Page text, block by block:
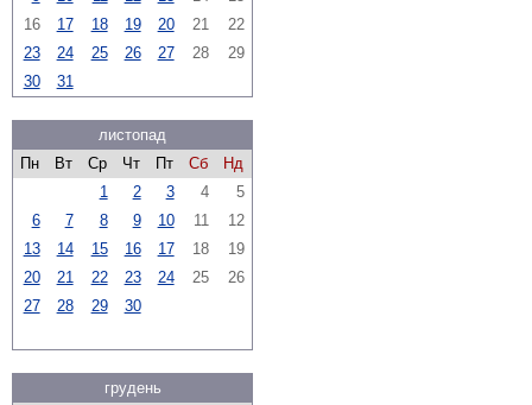
16
17 18 19 20 21
22
23
24 25 26 27 28
29
30
31
листопад
Пн
Вт Ср Чт Пт Сб
Нд
1
2 3 4
5
6
7 8 9 10 11
12
13
14 15 16 17 18
19
20
21 22 23 24 25
26
27
28 29 30
грудень